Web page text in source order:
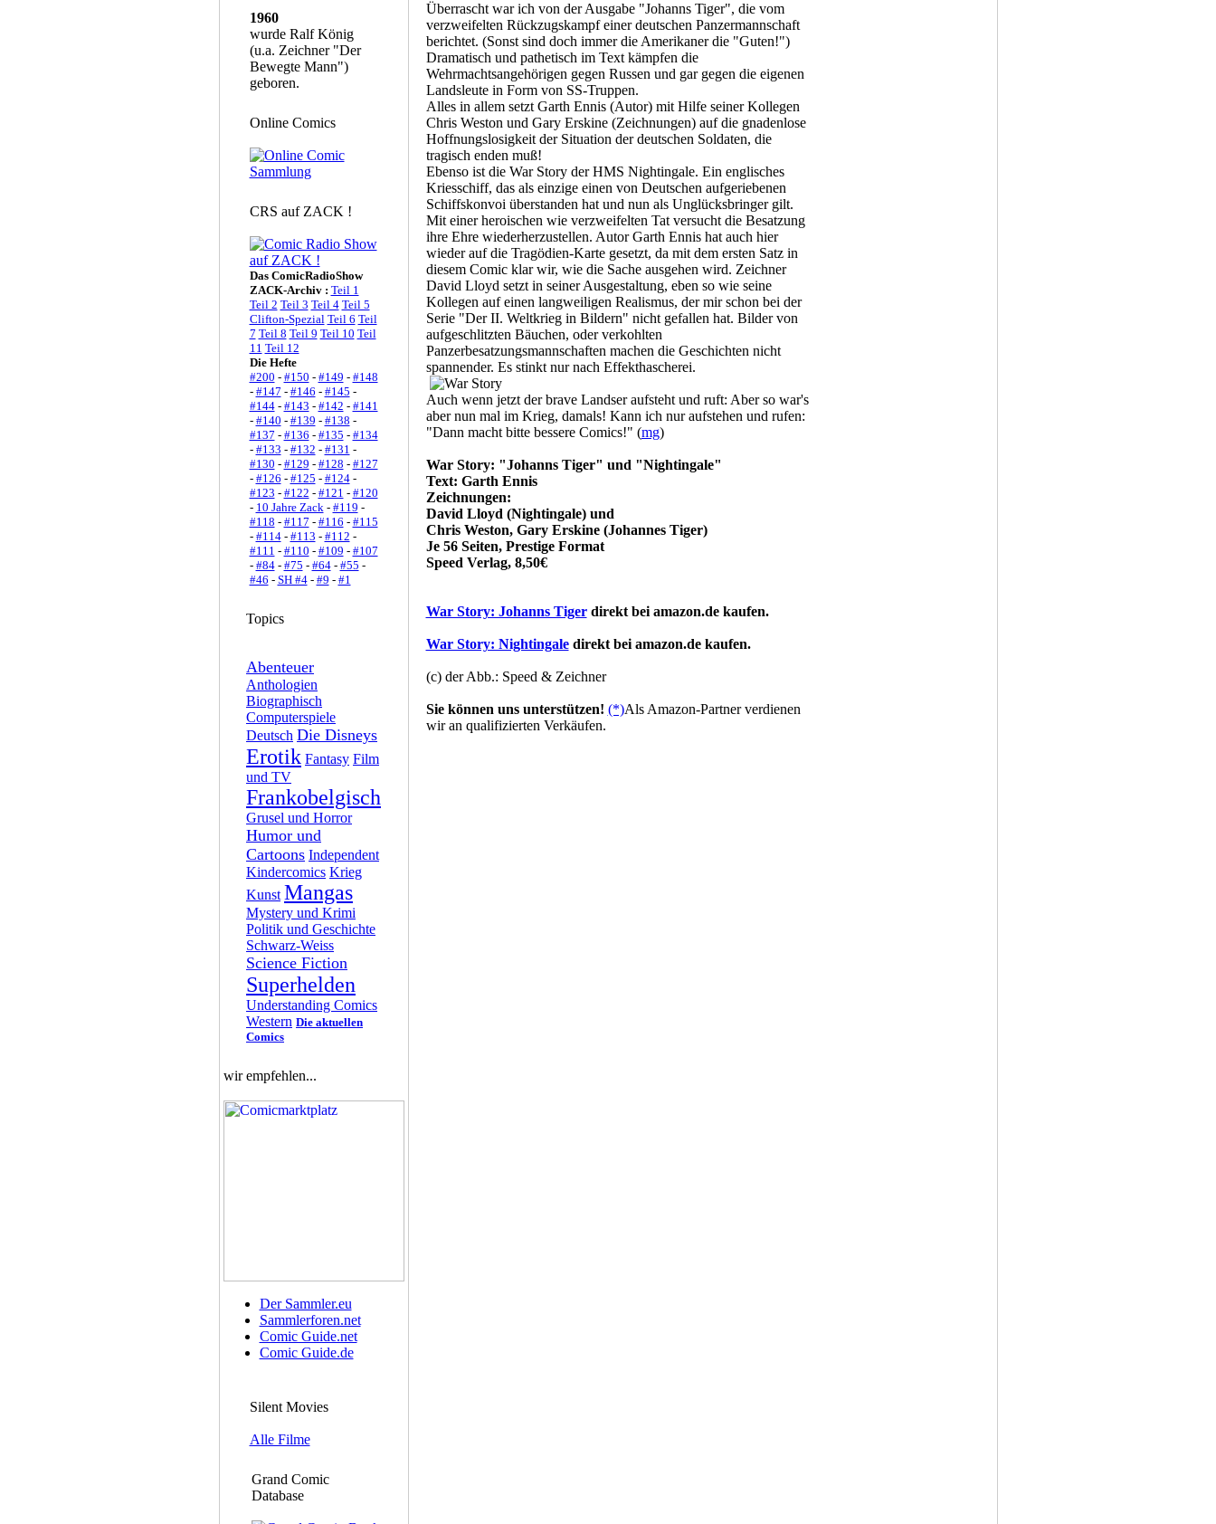
1960
wurde Ralf König
(u.a. Zeichner "Der
Bewegte Mann")
geboren.
Online Comics
CRS auf ZACK !
Das ComicRadioShow
ZACK-Archiv : Teil 1
Teil 2 Teil 3 Teil 4 Teil 5
Clifton-Spezial Teil 6 Teil
7 Teil 8 Teil 9 Teil 10 Teil
11 Teil 12
Die Hefte
#200 - #150 - #149 - #148
- #147 - #146 - #145 -
#144- #143 - #142 - #141
- #140 - #139 - #138 -
#137 - #136 - #135 - #134
- #133 - #132 - #131 -
#130 - #129 - #128 - #127
- #126 - #125 - #124-
#123 - #122 - #121 - #120
- 10 Jahre Zack- #119 -
#118 - #117 - #116 - #115
- #114- #113 - #112 -
#111 - #110 - #109 - #107
- #84- #75 - #64- #55 -
#46 - SH #4- #9 - #1
Topics
Abenteuer
Anthologien
Biographisch
Computerspiele
Deutsch Die Disneys
Erotik Fantasy Film
und TV
Frankobelgisch
Grusel und Horror
Humor und
Cartoons Independent
Kindercomics Krieg
Kunst Mangas
Mystery und Krimi
Politik und Geschichte
Schwarz-Weiss
Science Fiction
Superhelden
Understanding Comics
Western Die aktuellen
Comics
wir empfehlen...
Der Sammler.eu
Sammlerforen.net
Comic Guide.net
Comic Guide.de
Silent Movies
Alle Filme
Grand Comic
Database
Überrascht war ich von der Ausgabe "Johanns Tiger", die vom
verzweifelten Rückzugskampf einer deutschen Panzermannschaft
berichtet. (Sonst sind doch immer die Amerikaner die "Guten!")
Dramatisch und pathetisch im Text kämpfen die
Wehrmachtsangehörigen gegen Russen und gar gegen die eigenen
Landsleute in Form von SS-Truppen.
Alles in allem setzt Garth Ennis (Autor) mit Hilfe seiner Kollegen
Chris Weston und Gary Erskine (Zeichnungen) auf die gnadenlose
Hoffnungslosigkeit der Situation der deutschen Soldaten, die
tragisch enden muß!
Ebenso ist die War Story der HMS Nightingale. Ein englisches
Kriesschiff, das als einzige einen von Deutschen aufgeriebenen
Schiffskonvoi überstanden hat und nun als Unglücksbringer gilt.
Mit einer heroischen wie verzweifelten Tat versucht die Besatzung
ihre Ehre wiederherzustellen. Autor Garth Ennis hat auch hier
wieder auf die Tragödien-Karte gesetzt, da mit dem ersten Satz in
diesem Comic klar wir, wie die Sache ausgehen wird. Zeichner
David Lloyd setzt in seiner Ausgestaltung, eben so wie seine
Kollegen auf einen langweiligen Realismus, der mir schon bei der
Serie "Der II. Weltkrieg in Bildern" nicht gefallen hat. Bilder von
aufgeschlitzten Bäuchen, oder verkohlten
Panzerbesatzungsmannschaften machen die Geschichten nicht
spannender. Es stinkt nur nach Effekthascherei.
Auch wenn jetzt der brave Landser aufsteht und ruft: Aber so war's
aber nun mal im Krieg, damals! Kann ich nur aufstehen und rufen:
"Dann macht bitte bessere Comics!" (mg)
War Story: "Johanns Tiger" und "Nightingale"
Text: Garth Ennis
Zeichnungen:
David Lloyd (Nightingale) und
Chris Weston, Gary Erskine (Johannes Tiger)
Je 56 Seiten, Prestige Format
Speed Verlag, 8,50€
War Story: Johanns Tigerdirekt bei amazon.de kaufen.
War Story: Nightingaledirekt bei amazon.de kaufen.
(c) der Abb.: Speed & Zeichner
Sie können uns unterstützen! (*)Als Amazon-Partner verdienen
wir an qualifizierten Verkäufen.